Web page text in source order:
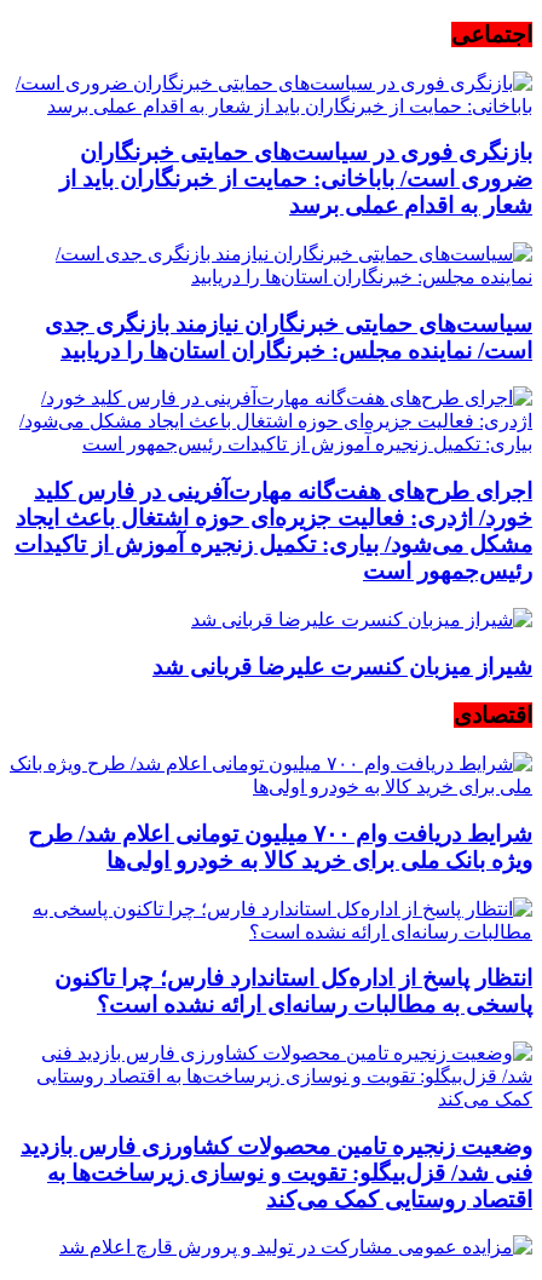
اجتماعی
بازنگری فوری در سیاست‌های حمایتی خبرنگاران
ضروری است/ باباخانی: حمایت از خبرنگاران باید از
شعار به اقدام عملی برسد
سیاست‌های حمایتی خبرنگاران نیازمند بازنگری جدی
است/ نماینده مجلس: خبرنگاران استان‌ها را دریابید
اجرای طرح‌های هفت‌گانه مهارت‌آفرینی در فارس کلید
خورد/ اژدری: فعالیت جزیره‌‌ای حوزه اشتغال باعث ایجاد
مشکل می‌شود/ بیاری: تکمیل زنجیره آموزش از تاکیدات
رئیس‌جمهور است
شیراز میزبان کنسرت علیرضا قربانی شد
اقتصادی
شرایط دریافت وام ۷۰۰ میلیون تومانی اعلام شد/ طرح
ویژه بانک ملی برای خرید کالا به خودرو اولی‌ها
انتظار پاسخ از اداره‌کل استاندارد فارس؛ چرا تاکنون
پاسخی به مطالبات رسانه‌ای ارائه نشده است؟
وضعیت زنجیره تامین محصولات کشاورزی فارس بازدید
فنی شد/ قزل‌بیگلو: تقویت و نوسازی زیرساخت‌ها به
اقتصاد روستایی کمک می‌کند